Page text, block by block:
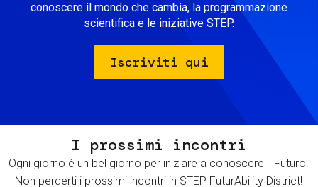
conoscere il mondo che cambia, la programmazione
scientifica e le iniziative STEP.
Iscriviti qui
I prossimi incontri
Ogni giorno è un bel giorno per iniziare a conoscere il Futuro.
Non perderti i prossimi incontri in STEP FuturAbility District!